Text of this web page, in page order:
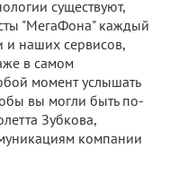
существуют,
"МегаФона" каждый
и наших сервисов,
в самом
момент услышать
вы могли быть по-
Зубкова,
компании